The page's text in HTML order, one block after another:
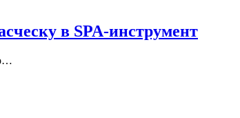
в SPA-инструмент